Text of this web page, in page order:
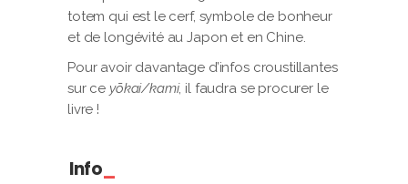
totem qui est le cerf, symbole de bonheur
et de longévité au Japon et en Chine.
Pour avoir davantage d’infos croustillantes
sur ce yōkai/kami, il faudra se procurer le
livre !
Info